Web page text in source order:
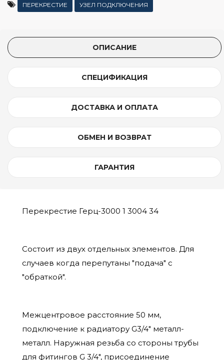
ПЕРЕКРЕСТИЕ УЗЕЛ ПОДКЛЮЧЕНИЯ
ОПИСАНИЕ
СПЕЦИФИКАЦИЯ
ДОСТАВКА И ОПЛАТА
ОБМЕН И ВОЗВРАТ
ГАРАНТИЯ
Перекрестие Герц-3000 1 3004 34
Состоит из двух отдельных элементов. Для
случаев когда перепутаны "подача" с
"обраткой".
Межцентровое расстояние 50 мм,
подключение к радиатору G3/4" металл-
металл. Наружная резьба со стороны трубы
для фитингов G 3/4", присоединение